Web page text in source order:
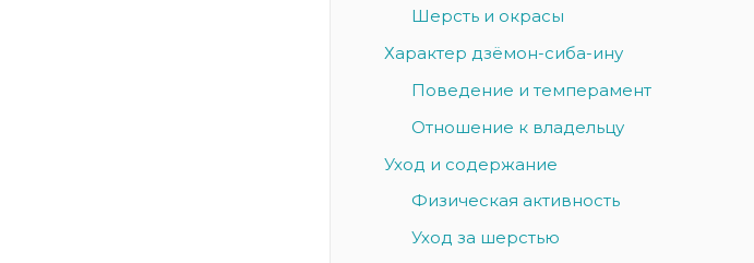
Шерсть и окрасы
Характер дзёмон-сиба-ину
Поведение и темперамент
Отношение к владельцу
Уход и содержание
Физическая активность
Уход за шерстью